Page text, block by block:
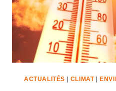
ACTUALITÉS CLIMAT|